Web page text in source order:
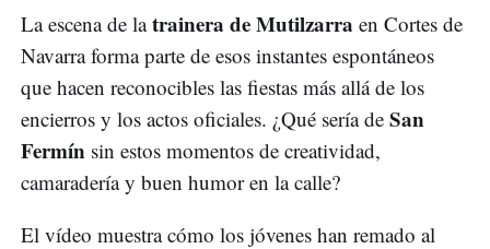
La escena de latrainera de Mutilzarra en Cortes de
Navarra forma parte de esos instantes espontáneos
que hacen reconocibles las fiestas más allá de los
encierros y los actos oficiales. ¿Qué sería de San
Fermín sin estos momentos de creatividad,
camaradería y buen humor en la calle?
El vídeo muestra cómo los jóvenes han remado al